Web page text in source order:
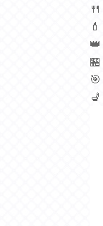
🍴
💄
👑
🏪
🎯
💺